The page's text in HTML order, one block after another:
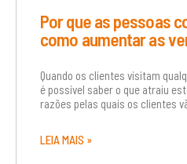
Por que as pessoas
como aumentar as
Quando os clientes visitam
é possível saber o que atraiu
razões pelas quais os clientes
LEIA MAIS »